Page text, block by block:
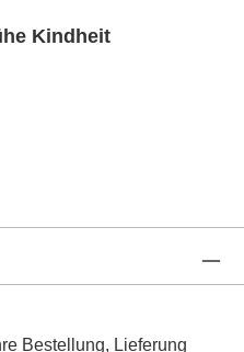
Kindheit
Bestellung, Lieferung